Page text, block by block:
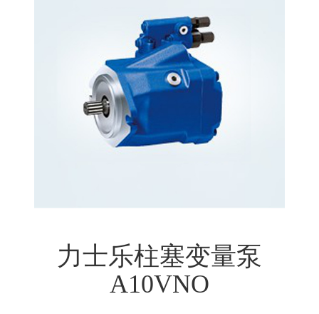
力士乐柱塞变量泵
A10VNO